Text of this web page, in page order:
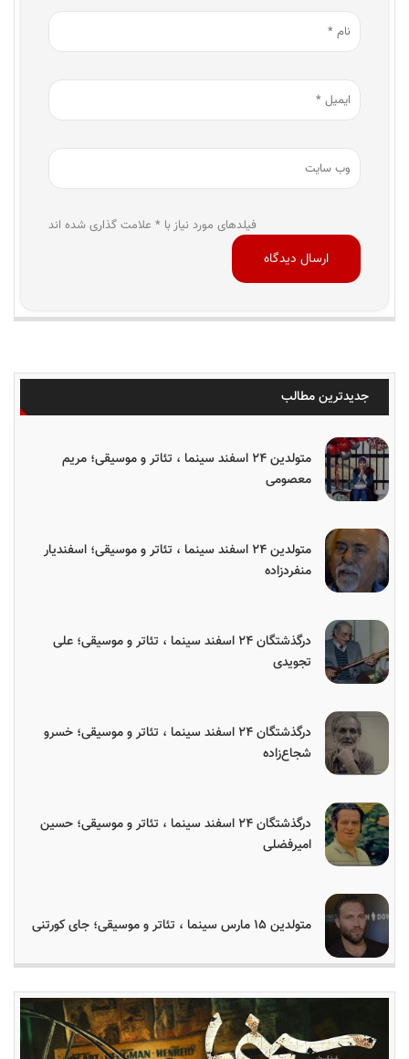
فیلدهای مورد نیاز با * علامت گذاری شده اند
جدیدترین مطالب
متولدین ۲۴ اسفند سینما ، تئاتر و موسیقی؛ مریم
معصومی
متولدین ۲۴ اسفند سینما ، تئاتر و موسیقی؛ اسفندیار
منفردزاده
درگذشتگان ۲۴ اسفند سینما ، تئاتر و موسیقی؛ علی
تجویدی
درگذشتگان ۲۴ اسفند سینما ، تئاتر و موسیقی؛ خسرو
شجاع‌زاده
درگذشتگان ۲۴ اسفند سینما ، تئاتر و موسیقی؛ حسین
امیرفضلی
متولدین ۱۵ مارس سینما ، تئاتر و موسیقی؛ جای کورتنی